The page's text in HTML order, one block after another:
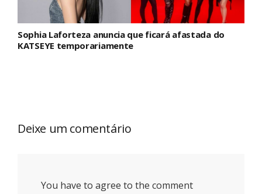
Sophia Laforteza anuncia que ficará afastada do
KATSEYE temporariamente
Deixe um comentário
You have to agree to the comment